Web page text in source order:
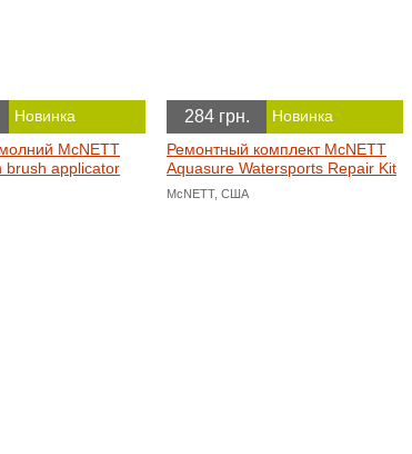
Новинка
McNETT
brush applicator
284 грн. Новинка
Ремонтный комплект McNETT
Aquasure Watersports Repair Kit
McNETT, США